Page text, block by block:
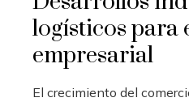
logísticos para
empresarial
El crecimiento del